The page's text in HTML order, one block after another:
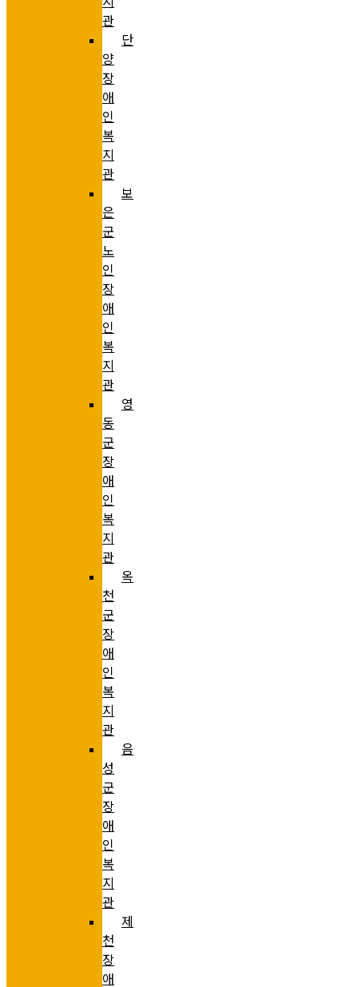
관
단
양
장
애
인
복
지
관
보
은
군
노
인
장
애
인
복
지
관
영
동
군
장
애
인
복
지
관
옥
천
군
장
애
인
복
지
관
음
성
군
장
애
인
복
지
관
제
천
장
애